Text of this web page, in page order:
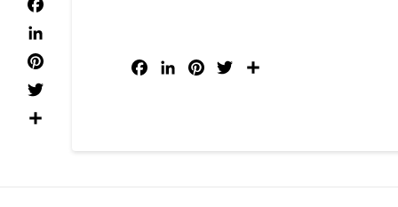
FacebookLinkedInPinterestTwitter
Facebook
LinkedIn
Pinterest
Twitter